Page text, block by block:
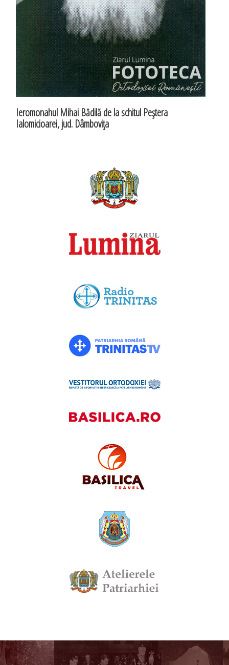
Ieromonahul Mihai Bădilă de la schitul Peştera
Ialomicioarei, jud. Dâmboviţa